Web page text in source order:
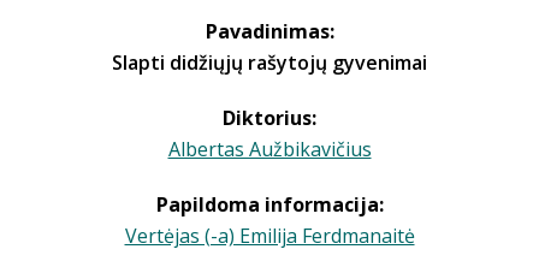
Pavadinimas:
Slapti didžiųjų rašytojų gyvenimai
Diktorius:
Albertas Aužbikavičius
Papildoma informacija:
Vertėjas (-a) Emilija Ferdmanaitė